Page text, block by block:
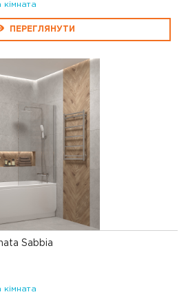
кімната
ПЕРЕГЛЯНУТИ
Sabbia
кімната